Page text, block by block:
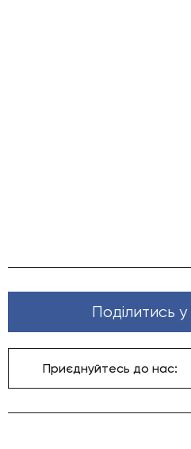
Поділитись у
Приєднуйтесь до нас: